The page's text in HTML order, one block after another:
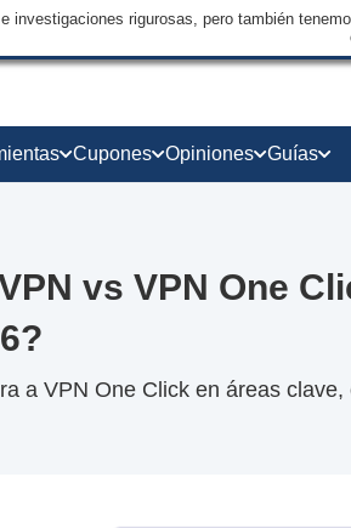
investigaciones rigurosas, pero también
Cupones Opiniones Guías
vs VPN One
a VPN One Click en áreas